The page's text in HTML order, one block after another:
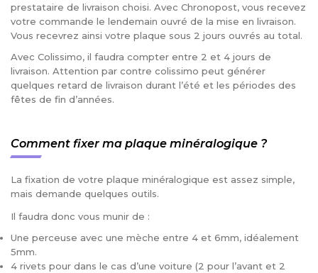
prestataire de livraison choisi. Avec Chronopost, vous recevez
votre commande le lendemain ouvré de la mise en livraison.
Vous recevrez ainsi votre plaque sous 2 jours ouvrés au total.
Avec Colissimo, il faudra compter entre 2 et 4 jours de
livraison. Attention par contre colissimo peut générer
quelques retard de livraison durant l’été et les périodes des
fêtes de fin d’années.
Comment fixer ma plaque minéralogique ?
La fixation de votre plaque minéralogique est assez simple,
mais demande quelques outils.
Il faudra donc vous munir de :
Une perceuse avec une mèche entre 4 et 6mm, idéalement
5mm.
4 rivets pour dans le cas d’une voiture (2 pour l’avant et 2